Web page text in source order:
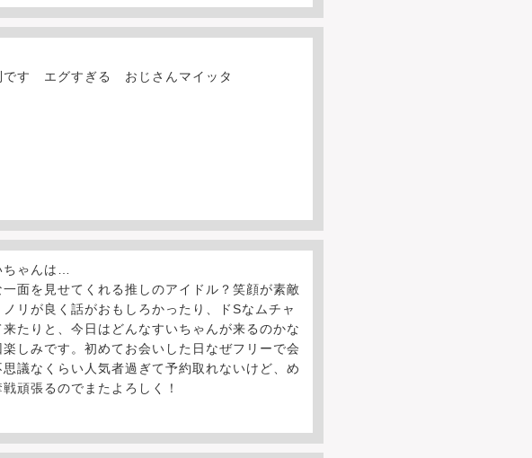
です エグすぎる おじさんマイッタ
ゃんは…
面を見せてくれる推しのアイドル？笑顔が素敵
ノリが良く話がおもしろかったり、ドSなムチャ
たりと、今日はどんなすいちゃんが来るのかな
楽しみです。初めてお会いした日なぜフリーで会
思議なくらい人気者過ぎて予約取れないけど、め
頑張るのでまたよろしく！